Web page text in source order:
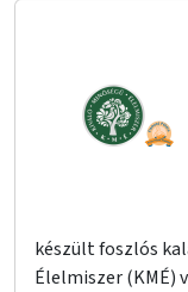
készült foszlós
Élelmiszer (KMÉ)